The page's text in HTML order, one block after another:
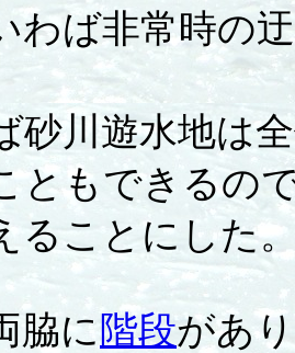
わば非常時の
砂川遊水地は
ともできるの
ることにした
脇に 階段があ